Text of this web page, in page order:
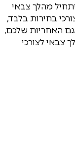
מהלך צבאי
בחירות בלבד,
גם האחריות שלכם,
צבאי לצורכי